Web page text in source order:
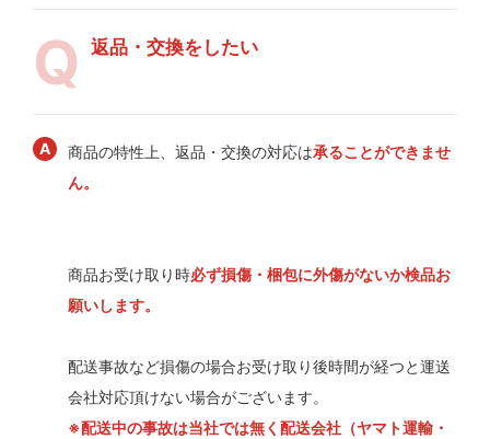
返品・交換をしたい
商品の特性上、返品・交換の対応は承ることができませ
ん。
商品お受け取り時必ず損傷・梱包に外傷がないか検品お
願いします。
配送事故など損傷の場合お受け取り後時間が経つと運送
会社対応頂けない場合がございます。
※配送中の事故は当社では無く配送会社（ヤマト運輸・